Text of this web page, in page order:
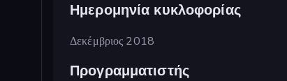
Ημερομηνία κυκλοφορίας
Δεκέμβριος 2018
Προγραμματιστής